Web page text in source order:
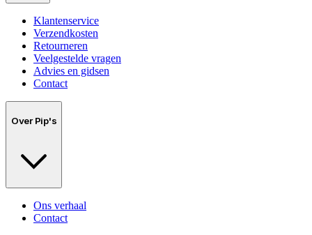
Klantenservice
Verzendkosten
Retourneren
Veelgestelde vragen
Advies en gidsen
Contact
Over Pip's
Ons verhaal
Contact